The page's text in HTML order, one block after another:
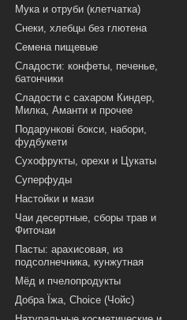
Мука и отруби (клетчатка)
Снеки, хлебцы без глютена
Семена пищевые
Сладости: конфеты, печенье,
батончики
Сладости с сахаром Киндер,
Милка, Аманти и прочее
Подарункові бокси, набори,
фудбукети
Сухофрукты, орехи и Цукаты
Суперфуды
Настойки и мази
Чаи десертные, сборы трав и
Фиточаи
Пасты: арахисовая, из
подсолнечника, кунжутная
Мёд и пчелопродукты
Добра Їжа, Choice (Чойс)